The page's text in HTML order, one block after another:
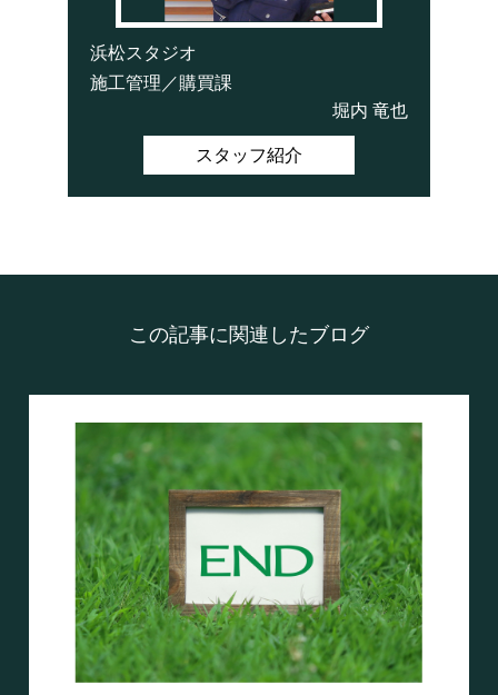
浜松スタジオ
施工管理／購買課
堀内 竜也
スタッフ紹介
この記事に関連したブログ